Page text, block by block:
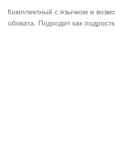
Комплектный с язычком и
обхвата. Подходит как